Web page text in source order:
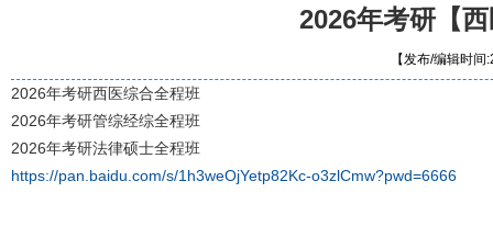
2026年考研【
【发布/编辑时
2026年考研西医综合全程班
2026年考研管综经综全程班
2026年考研法律硕士全程班
https://pan.baidu.com/s/1h3weOjYetp82Kc-o3zlCmw?pwd=6666